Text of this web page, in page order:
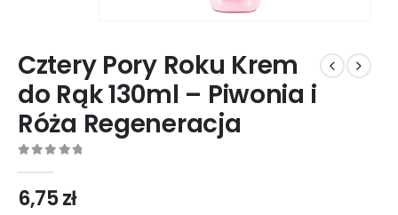
Cztery Pory Roku Krem
do Rąk 130ml – Piwonia i
Róża Regeneracja
6,75zł